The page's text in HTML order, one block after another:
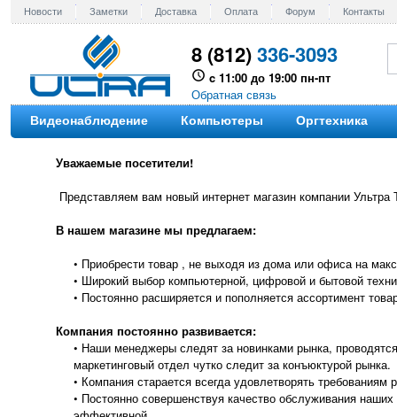
Новости Заметки Доставка Оплата Форум Контакты
8 (812)336-3093
c 11:00 до 19:00 пн-пт
Обратная связь
Видеонаблюдение Компьютеры Оргтехника
Уважаемые посетители!
Представляем вам новый интернет магазин компании Ультра
В нашем магазине мы предлагаем:
• Приобрести товар , не выходя из дома или офиса на
• Широкий выбор компьютерной, цифровой и бытовой
• Постоянно расширяется и пополняется ассортимент
Компания постоянно развивается:
• Наши менеджеры следят за новинками рынка,
маркетинговый отдел чутко следит за конъюктурой рынка.
• Компания старается всегда удовлетворять требованиям
• Постоянно совершенствуя качество обслуживания